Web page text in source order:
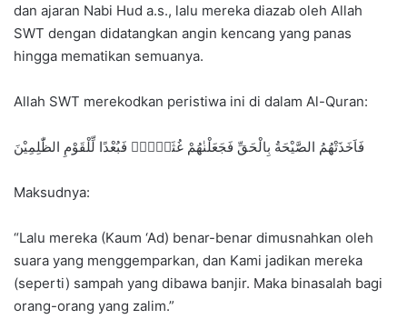
dan ajaran Nabi Hud a.s., lalu mereka diazab oleh Allah
SWT dengan didatangkan angin kencang yang panas
hingga mematikan semuanya.
Allah SWT merekodkan peristiwa ini di dalam Al-Quran:
فَاَخَذَتْهُمُ الصَّيْحَةُ بِالْحَقِّ فَجَعَلْنٰهُمْ غُثَاۤءًۚ فَبُعْدًا لِّلْقَوْمِ الظّٰلِمِيْنَ
Maksudnya:
“Lalu mereka (Kaum ‘Ad) benar-benar dimusnahkan oleh
suara yang menggemparkan, dan Kami jadikan mereka
(seperti) sampah yang dibawa banjir. Maka binasalah bagi
orang-orang yang zalim.”